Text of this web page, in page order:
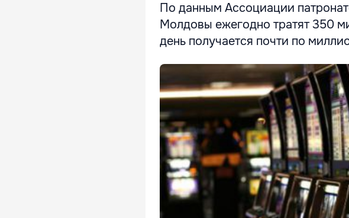
По данным Ассоциации
Молдовы ежегодно тратят 350
день получается почти по